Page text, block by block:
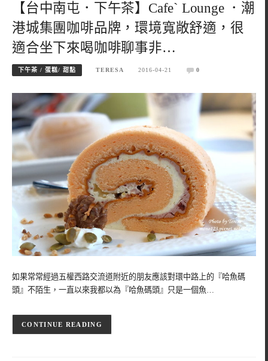
【台中南屯．下午茶】Cafe` Lounge ．潮
港城集團咖啡品牌，環境寬敞舒適，很
適合坐下來喝咖啡聊事非…
下午茶 / 蛋糕/ 甜點 TERESA 2016-04-21 0
如果常常經過五權西路交流道附近的朋友應該對環中路上的『哈魚碼
頭』不陌生，一直以來我都以為『哈魚碼頭』只是一個魚…
CONTINUE READING